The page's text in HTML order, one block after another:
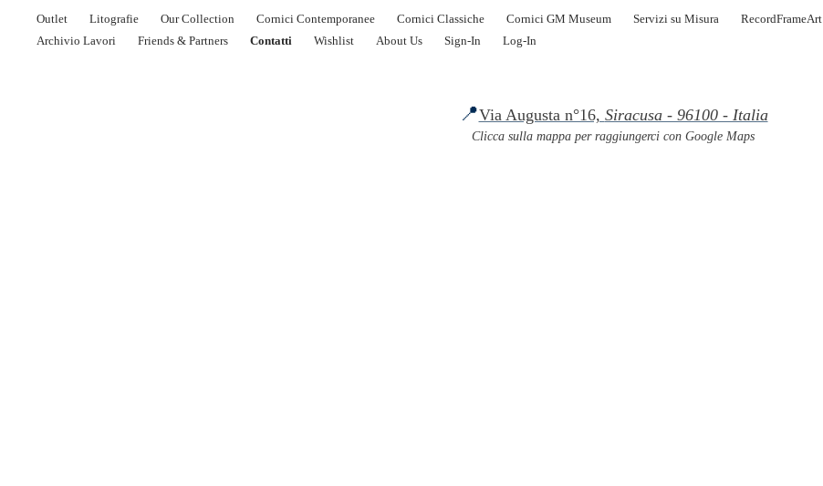
Outlet Litografie Our Collection Cornici Contemporanee Cornici Classiche Cornici GM Museum Servizi su Misura RecordFrameArt
Archivio Lavori
Friends & Partners Contatti Wishlist About Us Sign-In Log-In
📍Via Augusta n°16, Siracusa - 96100 - Italia
Clicca sulla mappa per raggiungerci con Google Maps